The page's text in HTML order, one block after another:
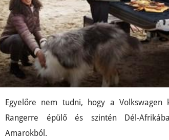
Egyelőre nem tudni, hogy a
Rangerre épülő és szintén Dél-
Amarokból.